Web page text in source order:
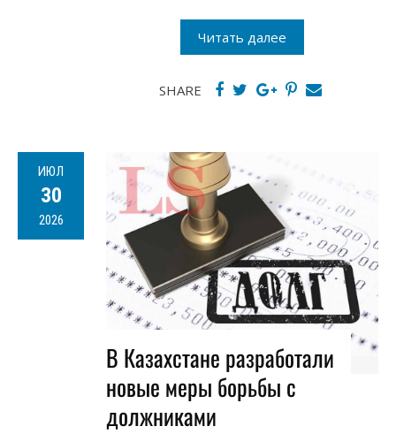
Читать далее
SHARE
ИЮЛ
30
2026
В Казахстане разработали
новые меры борьбы с
должниками